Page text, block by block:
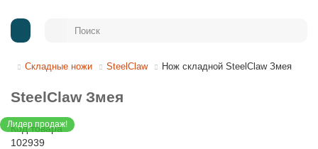
Складные ножи SteelClaw Нож складной SteelClaw Змея
SteelClaw Змея
Лидер продаж!
Код товара
102939